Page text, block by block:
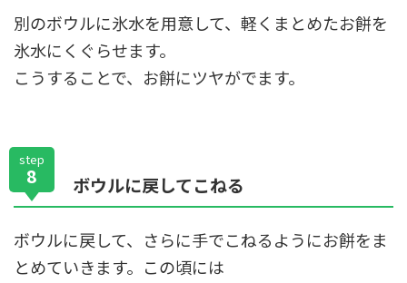
別のボウルに氷水を用意して、軽くまとめたお餅を
氷水にくぐらせます。
こうすることで、お餅にツヤがでます。
step
8 ボウルに戻してこねる
ボウルに戻して、さらに手でこねるようにお餅をま
とめていきます。この頃には